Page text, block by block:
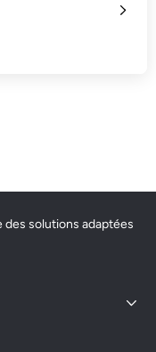
des solutions adaptées